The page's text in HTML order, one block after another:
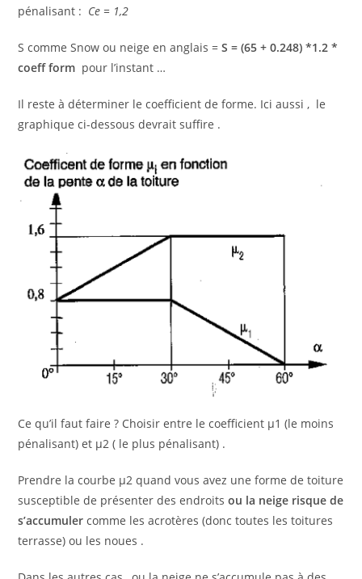
pénalisant : Ce = 1,2
S comme Snow ou neige en anglais =S = (65 + 0.248) *1.2 *
coeff form pour l’instant …
Il reste à déterminer le coefficient de forme. Ici aussi , le
graphique ci-dessous devrait suffire .
Ce qu’il faut faire ? Choisir entre le coefficient µ1 (le moins
pénalisant) et µ2 ( le plus pénalisant) .
Prendre la courbe µ2 quand vous avez une forme de toiture
susceptible de présenter des endroitsou la neige risque de
s’accumuler comme les acrotères (donc toutes les toitures
terrasse) ou les noues .